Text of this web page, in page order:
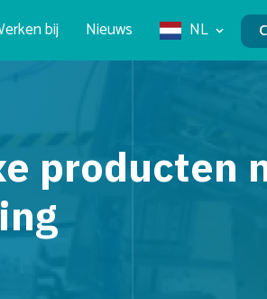
bij Nieuws NL
producten